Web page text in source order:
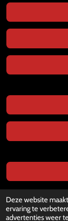
Deze website
ervaring te
advertenties weer
© 2025 - 2026
Powered by JouwWeb